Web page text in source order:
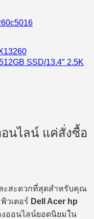
SSD/13.4″ 2.5K
นไลน์ แค่สั่งซื้อ
ะสะดวกที่สุดสำหรับคุณ
วเตอร์ Dell Acer hp
ออนไลน์ยอดนิยมใน